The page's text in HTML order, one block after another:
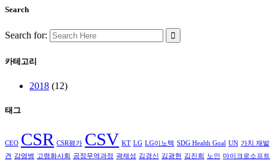
Search
Search for:
카테고리
2018 (12)
태그
CEO CSR CSR평가 CSV KT LG LG이노텍 SDG Health Goal UN 가치 재발
견 감염병 고령화사회 공정무역과정 곽재성 김경신 김광현 김진희 노인 마이크로소프트